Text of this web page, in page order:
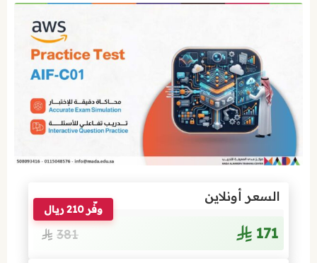
السعر أونلاين
171
وفّر 210 ريال
381